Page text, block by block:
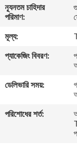
কারখানা
গুণমান
ন্যূনতম চাহিদার
পরিমাণ:
মূল্য:
প্যাকেজিং বিবরণ:
ডেলিভারি সময়:
পরিশোধের শর্ত: